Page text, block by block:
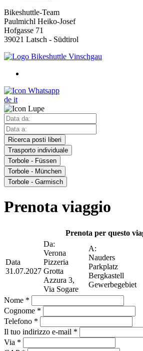
Bikeshuttle-Team
Paulmichl Heiko-Josef
Hofgasse 71
39021 Latsch - Südtirol
de it
Ricerca posti liberi
Trasporto individuale
Torbole - Füssen
Torbole - München
Torbole - Garmisch
Prenota viaggio
Prenota per questo
Data
31.07.2027
Da:
Verona
Pizzeria
Grotta
Azzura 3,
Via Sogare
A:
Nauders
Parkplatz
Bergkastell
Gewerbegebiet
Nome *
Cognome *
Telefono *
Il tuo indirizzo e-mail *
Via *